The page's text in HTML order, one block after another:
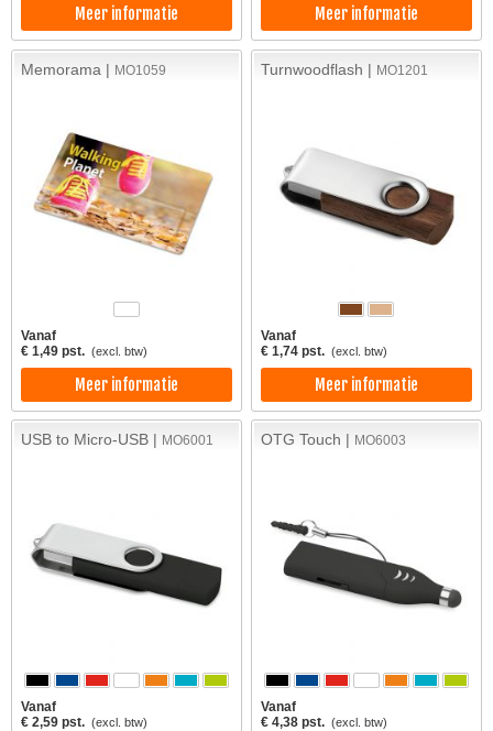
Meer informatie Meer informatie
Memorama | MO1059
Vanaf
€ 1,49 pst. (excl. btw)
Meer informatie
Turnwoodflash | MO1201
Vanaf
€ 1,74 pst. (excl. btw)
Meer informatie
USB to Micro-USB | MO6001
Vanaf
€ 2,59 pst. (excl. btw)
OTG Touch | MO6003
Vanaf
€ 4,38 pst. (excl. btw)